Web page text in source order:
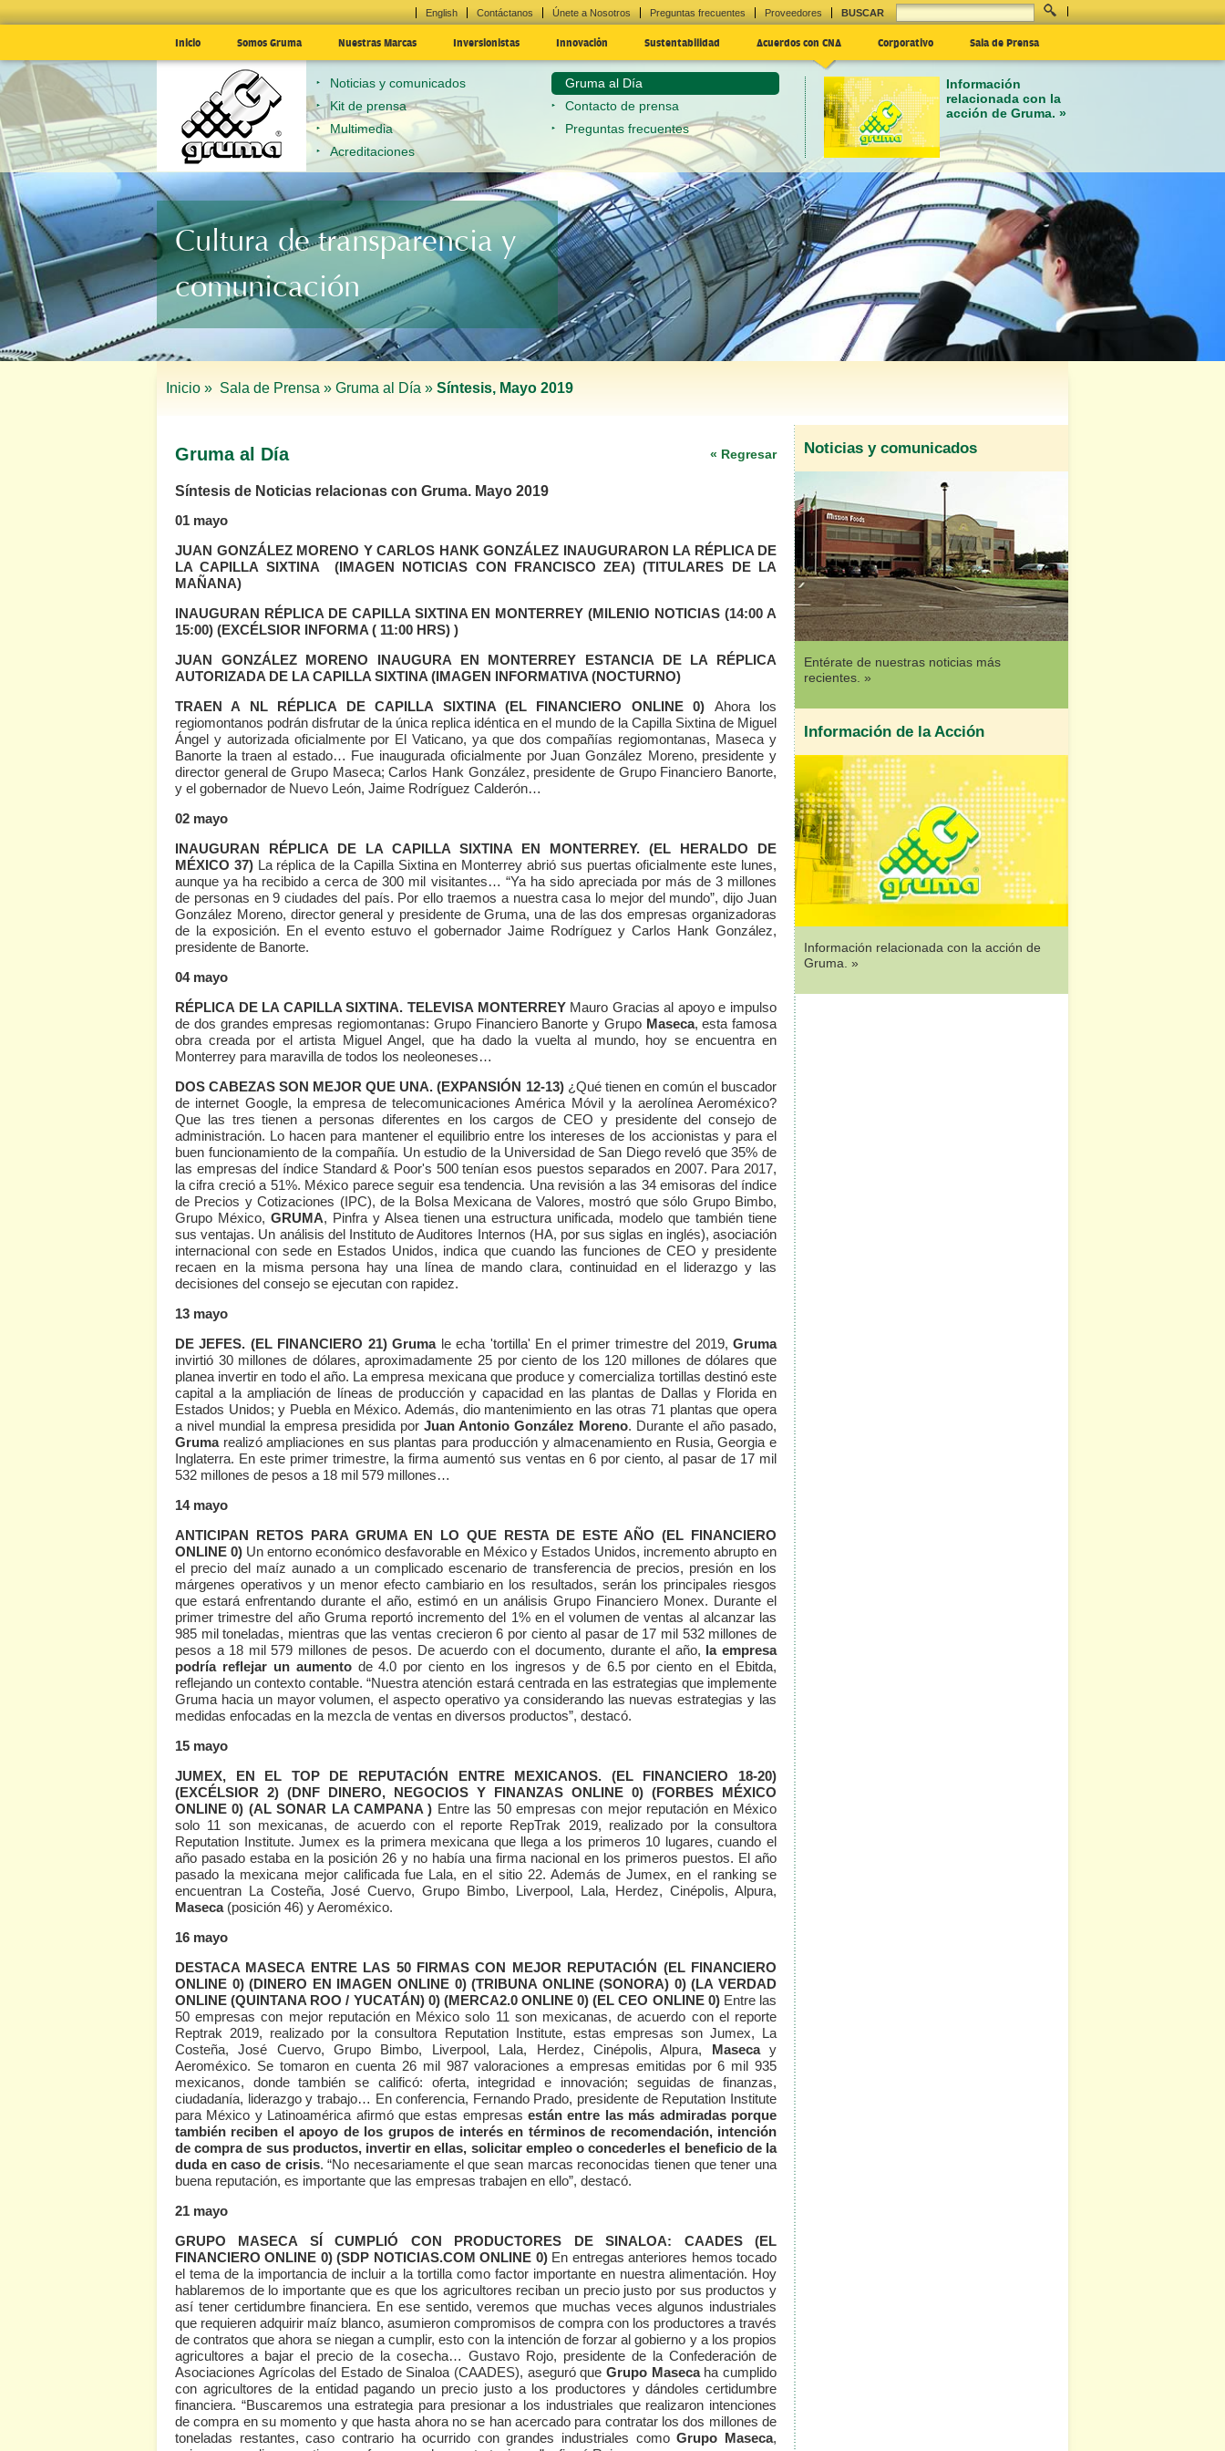
English Contáctanos Únete a Nosotros Preguntas frecuentes Proveedores BUSCAR
Inicio Somos Gruma Nuestras Marcas Inversionistas Innovación Sustentabilidad Acuerdos con CNA Corporativo Sala de Prensa
Noticias y comunicados
Kit de prensa
Multimedia
Acreditaciones
Gruma al Día
Contacto de prensa
Preguntas frecuentes
Información
relacionada con la
acción de Gruma. »
Cultura de transparencia y
comunicación
Inicio » Sala de Prensa » Gruma al Día » Síntesis, Mayo 2019
Gruma al Día « Regresar
Síntesis de Noticias relacionas con Gruma. Mayo 2019
01 mayo
JUAN GONZÁLEZ MORENO Y CARLOS HANK GONZÁLEZ INAUGURARON LA RÉPLICA DE
LA CAPILLA SIXTINA(IMAGEN NOTICIAS CON FRANCISCO ZEA) (TITULARES DE LA
MAÑANA)
INAUGURAN RÉPLICA DE CAPILLA SIXTINA EN MONTERREY(MILENIO NOTICIAS (14:00 A
15:00) (EXCÉLSIOR INFORMA ( 11:00 HRS) )
JUAN GONZÁLEZ MORENO INAUGURA EN MONTERREY ESTANCIA DE LA RÉPLICA
AUTORIZADA DE LA CAPILLA SIXTINA (IMAGEN INFORMATIVA (NOCTURNO)
TRAEN A NL RÉPLICA DE CAPILLA SIXTINA (EL FINANCIERO ONLINE 0)
Ahora los
regiomontanos podrán disfrutar de la única replica idéntica en el mundo de la Capilla Sixtina de Miguel
Ángel y autorizada oficialmente por El Vaticano, ya que dos compañías regiomontanas, Maseca y
Banorte la traen al estado… Fue inaugurada oficialmente por Juan González Moreno, presidente y
director general de Grupo Maseca; Carlos Hank González, presidente de Grupo Financiero Banorte,
y el gobernador de Nuevo León, Jaime Rodríguez Calderón…
02 mayo
INAUGURAN RÉPLICA DE LA CAPILLA SIXTINA EN MONTERREY. (EL HERALDO DE
MÉXICO 37)La réplica de la Capilla Sixtina en Monterrey abrió sus puertas oficialmente este lunes,
aunque ya ha recibido a cerca de 300 mil visitantes… “Ya ha sido apreciada por más de 3 millones
de personas en 9 ciudades del país. Por ello traemos a nuestra casa lo mejor del mundo”, dijo Juan
González Moreno, director general y presidente de Gruma, una de las dos empresas organizadoras
de la exposición. En el evento estuvo el gobernador Jaime Rodríguez y Carlos Hank González,
presidente de Banorte.
04 mayo
RÉPLICA DE LA CAPILLA SIXTINA. TELEVISA MONTERREYMauro Gracias al apoyo e impulso
de dos grandes empresas regiomontanas: Grupo Financiero Banorte y Grupo Maseca, esta famosa
obra creada por el artista Miguel Angel, que ha dado la vuelta al mundo, hoy se encuentra en
Monterrey para maravilla de todos los neoleoneses…
DOS CABEZAS SON MEJOR QUE UNA.(EXPANSIÓN 12-13) ¿Qué tienen en común el buscador
de internet Google, la empresa de telecomunicaciones América Móvil y la aerolínea Aeroméxico?
Que las tres tienen a personas diferentes en los cargos de CEO y presidente del consejo de
administración. Lo hacen para mantener el equilibrio entre los intereses de los accionistas y para el
buen funcionamiento de la compañía. Un estudio de la Universidad de San Diego reveló que 35% de
las empresas del índice Standard & Poor's 500 tenían esos puestos separados en 2007. Para 2017,
la cifra creció a 51%. México parece seguir esa tendencia. Una revisión a las 34 emisoras del índice
de Precios y Cotizaciones (IPC), de la Bolsa Mexicana de Valores, mostró que sólo Grupo Bimbo,
Grupo México, GRUMA, Pinfra y Alsea tienen una estructura unificada, modelo que también tiene
sus ventajas. Un análisis del Instituto de Auditores Internos (HA, por sus siglas en inglés), asociación
internacional con sede en Estados Unidos, indica que cuando las funciones de CEO y presidente
recaen en la misma persona hay una línea de mando clara, continuidad en el liderazgo y las
decisiones del consejo se ejecutan con rapidez.
13 mayo
DE JEFES. (EL FINANCIERO 21)Grumale echa 'tortilla' En el primer trimestre del 2019,Gruma
invirtió 30 millones de dólares, aproximadamente 25 por ciento de los 120 millones de dólares que
planea invertir en todo el año. La empresa mexicana que produce y comercializa tortillas destinó este
capital a la ampliación de líneas de producción y capacidad en las plantas de Dallas y Florida en
Estados Unidos; y Puebla en México. Además, dio mantenimiento en las otras 71 plantas que opera
a nivel mundial la empresa presidida por Juan Antonio González Moreno. Durante el año pasado,
Gruma realizó ampliaciones en sus plantas para producción y almacenamiento en Rusia, Georgia e
Inglaterra. En este primer trimestre, la firma aumentó sus ventas en 6 por ciento, al pasar de 17 mil
532 millones de pesos a 18 mil 579 millones…
14 mayo
ANTICIPAN RETOS PARA GRUMA EN LO QUE RESTA DE ESTE AÑO(EL FINANCIERO
ONLINE 0) Un entorno económico desfavorable en México y Estados Unidos, incremento abrupto en
el precio del maíz aunado a un complicado escenario de transferencia de precios, presión en los
márgenes operativos y un menor efecto cambiario en los resultados, serán los principales riesgos
que estará enfrentando durante el año, estimó en un análisis Grupo Financiero Monex. Durante el
primer trimestre del año Gruma reportó incremento del 1% en el volumen de ventas al alcanzar las
985 mil toneladas, mientras que las ventas crecieron 6 por ciento al pasar de 17 mil 532 millones de
pesos a 18 mil 579 millones de pesos. De acuerdo con el documento, durante el año, la empresa
podría reflejar un aumento de 4.0 por ciento en los ingresos y de 6.5 por ciento en el Ebitda,
reflejando un contexto contable. “Nuestra atención estará centrada en las estrategias que implemente
Gruma hacia un mayor volumen, el aspecto operativo ya considerando las nuevas estrategias y las
medidas enfocadas en la mezcla de ventas en diversos productos”, destacó.
15 mayo
JUMEX, EN EL TOP DE REPUTACIÓN ENTRE MEXICANOS. (EL FINANCIERO 18-20)
(EXCÉLSIOR 2) (DNF DINERO, NEGOCIOS Y FINANZAS ONLINE 0) (FORBES MÉXICO
ONLINE 0) (AL SONAR LA CAMPANA ) Entre las 50 empresas con mejor reputación en México
solo 11 son mexicanas, de acuerdo con el reporte RepTrak 2019, realizado por la consultora
Reputation Institute. Jumex es la primera mexicana que llega a los primeros 10 lugares, cuando el
año pasado estaba en la posición 26 y no había una firma nacional en los primeros puestos. El año
pasado la mexicana mejor calificada fue Lala, en el sitio 22. Además de Jumex, en el ranking se
encuentran La Costeña, José Cuervo, Grupo Bimbo, Liverpool, Lala, Herdez, Cinépolis, Alpura,
Maseca (posición 46) y Aeroméxico.
16 mayo
DESTACA MASECA ENTRE LAS 50 FIRMAS CON MEJOR REPUTACIÓN (EL FINANCIERO
ONLINE 0) (DINERO EN IMAGEN ONLINE 0) (TRIBUNA ONLINE (SONORA) 0) (LA VERDAD
ONLINE (QUINTANA ROO / YUCATÁN) 0) (MERCA2.0 ONLINE 0) (EL CEO ONLINE 0)Entre las
50 empresas con mejor reputación en México solo 11 son mexicanas, de acuerdo con el reporte
Reptrak 2019, realizado por la consultora Reputation Institute, estas empresas son Jumex, La
Costeña, José Cuervo, Grupo Bimbo, Liverpool, Lala, Herdez, Cinépolis, Alpura, Masecay
Aeroméxico. Se tomaron en cuenta 26 mil 987 valoraciones a empresas emitidas por 6 mil 935
mexicanos, donde también se calificó: oferta, integridad e innovación; seguidas de finanzas,
ciudadanía, liderazgo y trabajo… En conferencia, Fernando Prado, presidente de Reputation Institute
para México y Latinoamérica afirmó que estas empresasestán entre las más admiradas porque
también reciben el apoyo de los grupos de interés en términos de recomendación, intención
de compra de sus productos, invertir en ellas, solicitar empleo o concederles el beneficio de la
duda en caso de crisis. “No necesariamente el que sean marcas reconocidas tienen que tener una
buena reputación, es importante que las empresas trabajen en ello”, destacó.
21 mayo
GRUPO MASECA SÍ CUMPLIÓ CON PRODUCTORES DE SINALOA: CAADES (EL
FINANCIERO ONLINE 0) (SDP NOTICIAS.COM ONLINE 0)En entregas anteriores hemos tocado
el tema de la importancia de incluir a la tortilla como factor importante en nuestra alimentación. Hoy
hablaremos de lo importante que es que los agricultores reciban un precio justo por sus productos y
así tener certidumbre financiera. En ese sentido, veremos que muchas veces algunos industriales
que requieren adquirir maíz blanco, asumieron compromisos de compra con los productores a través
de contratos que ahora se niegan a cumplir, esto con la intención de forzar al gobierno y a los propios
agricultores a bajar el precio de la cosecha… Gustavo Rojo, presidente de la Confederación de
Asociaciones Agrícolas del Estado de Sinaloa (CAADES), aseguró que Grupo Masecaha cumplido
con agricultores de la entidad pagando un precio justo a los productores y dándoles certidumbre
financiera. “Buscaremos una estrategia para presionar a los industriales que realizaron intenciones
de compra en su momento y que hasta ahora no se han acercado para contratar los dos millones de
toneladas restantes, caso contrario ha ocurrido con grandes industriales comoGrupo Maseca,
Noticias y comunicados
Entérate de nuestras noticias más
recientes. »
Información de la Acción
Información relacionada con la acción de
Gruma. »